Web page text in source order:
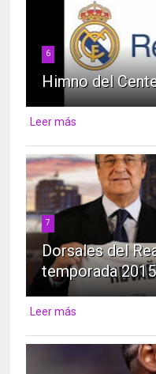
6
Himno del
Leer más
7
Dorsales del
temporada
Leer más